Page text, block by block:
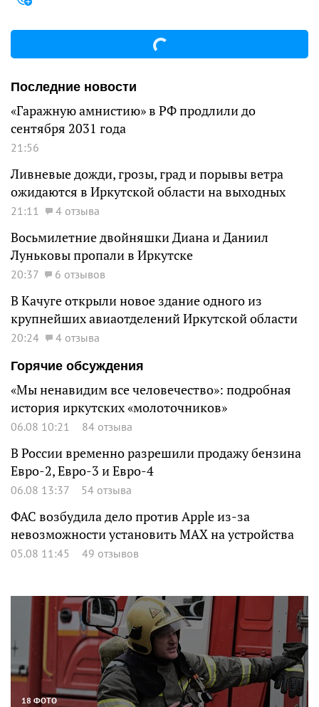
Последние новости
«Гаражную амнистию» в РФ продлили до
сентября 2031 года
21:56
Ливневые дожди, грозы, град и порывы ветра
ожидаются в Иркутской области на выходных
21:11 4 отзыва
Восьмилетние двойняшки Диана и Даниил
Луньковы пропали в Иркутске
20:37 6 отзывов
В Качуге открыли новое здание одного из
крупнейших авиаотделений Иркутской области
20:24
4 отзыва
Горячие обсуждения
«Мы ненавидим все человечество»: подробная
история иркутских «молоточников»
06.08 10:21 84 отзыва
В России временно разрешили продажу бензина
Евро-2, Евро-3 и Евро-4
06.08 13:37 54 отзыва
ФАС возбудила дело против Apple из-за
невозможности установить MAX на устройства
05.08 11:45 49 отзывов
18 ФОТО